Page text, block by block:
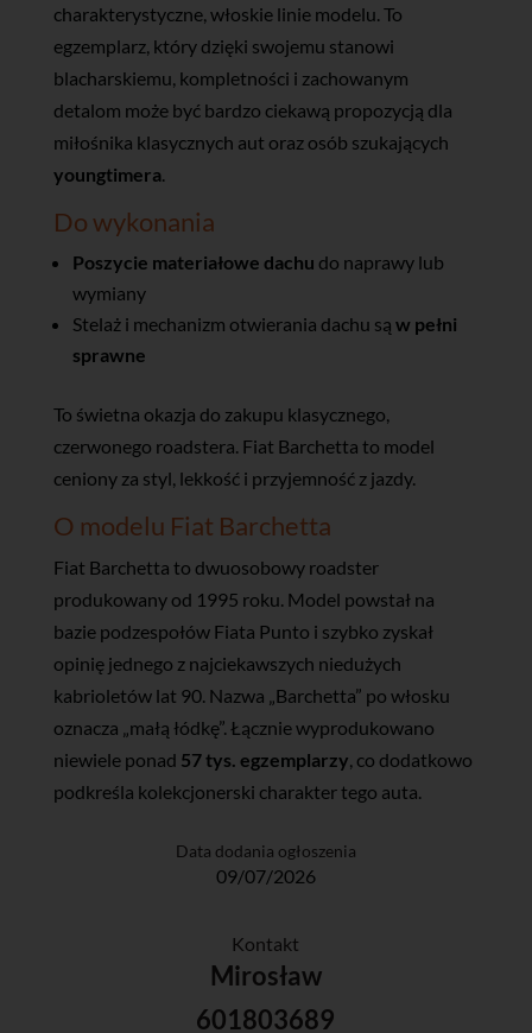
charakterystyczne, włoskie linie modelu. To
egzemplarz, który dzięki swojemu stanowi
blacharskiemu, kompletności i zachowanym
detalom może być bardzo ciekawą propozycją dla
miłośnika klasycznych aut oraz osób szukających
youngtimera.
Do wykonania
Poszycie materiałowe dachu do naprawy lub
wymiany
Stelaż i mechanizm otwierania dachu są w pełni
sprawne
To świetna okazja do zakupu klasycznego,
czerwonego roadstera. Fiat Barchetta to model
ceniony za styl, lekkość i przyjemność z jazdy.
O modelu Fiat Barchetta
Fiat Barchetta to dwuosobowy roadster
produkowany od 1995 roku. Model powstał na
bazie podzespołów Fiata Punto i szybko zyskał
opinię jednego z najciekawszych niedużych
kabrioletów lat 90. Nazwa „Barchetta” po włosku
oznacza „małą łódkę”. Łącznie wyprodukowano
niewiele ponad 57 tys. egzemplarzy , co dodatkowo
podkreśla kolekcjonerski charakter tego auta.
Data dodania ogłoszenia
09/07/2026
Kontakt
Mirosław
601803689